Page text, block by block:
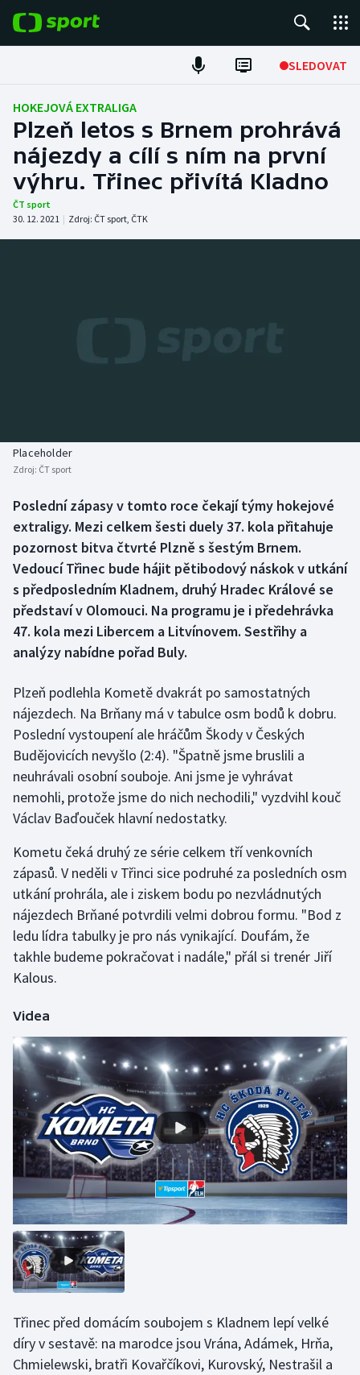
SLEDOVAT
Fotbal
Hokej
Tenis
Atletika
Biatlon
Box
Curling
Dostihy
Florbal
Golf
Gymnastika
Házená
Judo
Krasobruslení
Lezení
Motorsport
Olympijské hry
Parasport
Plavání
Plážový volejbal
Ragby
Rychlostní kanoistika
Aplikace ČT sport
HOKEJOVÁ EXTRALIGA
Plzeň letos s Brnem prohrává
nájezdy a cílí s ním na první
výhru. Třinec přivítá Kladno
ČT sport
30. 12. 2021 | Zdroj: ČT sport, ČTK
Placeholder
Zdroj: ČT sport
Poslední zápasy v tomto roce čekají týmy hokejové
extraligy. Mezi celkem šesti duely 37. kola přitahuje
pozornost bitva čtvrté Plzně s šestým Brnem.
Vedoucí Třinec bude hájit pětibodový náskok v utkání
s předposledním Kladnem, druhý Hradec Králové se
představí v Olomouci. Na programu je i předehrávka
47. kola mezi Libercem a Litvínovem. Sestřihy a
analýzy nabídne pořad Buly.
Plzeň podlehla Kometě dvakrát po samostatných
nájezdech. Na Brňany má v tabulce osm bodů k dobru.
Poslední vystoupení ale hráčům Škody v Českých
Budějovicích nevyšlo (2:4). "Špatně jsme bruslili a
neuhrávali osobní souboje. Ani jsme je vyhrávat
nemohli, protože jsme do nich nechodili," vyzdvihl kouč
Václav Baďouček hlavní nedostatky.
Kometu čeká druhý ze série celkem tří venkovních
zápasů. V neděli v Třinci sice podruhé za posledních osm
utkání prohrála, ale i ziskem bodu po nezvládnutých
nájezdech Brňané potvrdili velmi dobrou formu. "Bod z
ledu lídra tabulky je pro nás vynikající. Doufám, že
takhle budeme pokračovat i nadále," přál si trenér Jiří
Kalous.
Videa
Třinec před domácím soubojem s Kladnem lepí velké
díry v sestavě: na marodce jsou Vrána, Adámek, Hrňa,
Chmielewski, bratři Kovařčíkovi, Kurovský, Nestrašil a